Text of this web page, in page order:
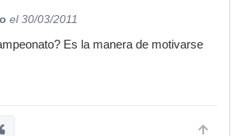
el 30/03/2011
Es la manera de motivarse